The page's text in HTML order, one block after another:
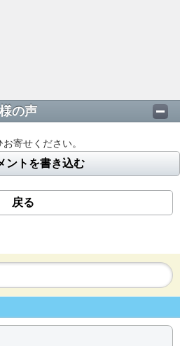
の声
寄せください。
ントを書き込む
戻る